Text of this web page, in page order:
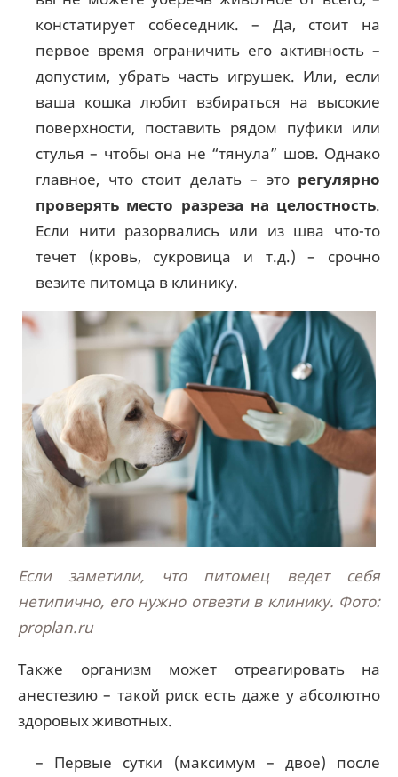
констатирует собеседник. – Да, стоит на
первое время ограничить его активность –
допустим, убрать часть игрушек. Или, если
ваша кошка любит взбираться на высокие
поверхности, поставить рядом пуфики или
стулья – чтобы она не “тянула” шов. Однако
главное, что стоит делать – это регулярно
проверять место разреза на целостность.
Если нити разорвались или из шва что-то
течет (кровь, сукровица и т.д.) – срочно
везите питомца в клинику.
Если заметили, что питомец ведет себя
нетипично, его нужно отвезти в клинику. Фото:
proplan.ru
Также организм может отреагировать на
анестезию – такой риск есть даже у абсолютно
здоровых животных.
– Первые сутки (максимум – двое) после